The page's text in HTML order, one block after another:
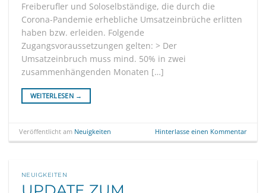
Freiberufler und Soloselbständige, die durch die
Corona-Pandemie erhebliche Umsatzeinbrüche erlitten
haben bzw. erleiden. Folgende
Zugangsvoraussetzungen gelten: > Der
Umsatzeinbruch muss mind. 50% in zwei
zusammenhängenden Monaten […]
WEITERLESEN →
Veröffentlicht am Neuigkeiten Hinterlasse einen Kommentar
NEUIGKEITEN